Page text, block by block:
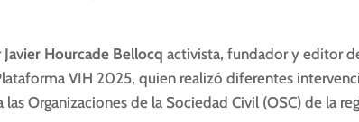
Javier Hourcade Bellocq activista, fundador y editor
VIH 2025, quien realizó diferentes
Organizaciones de la Sociedad Civil (OSC) de la